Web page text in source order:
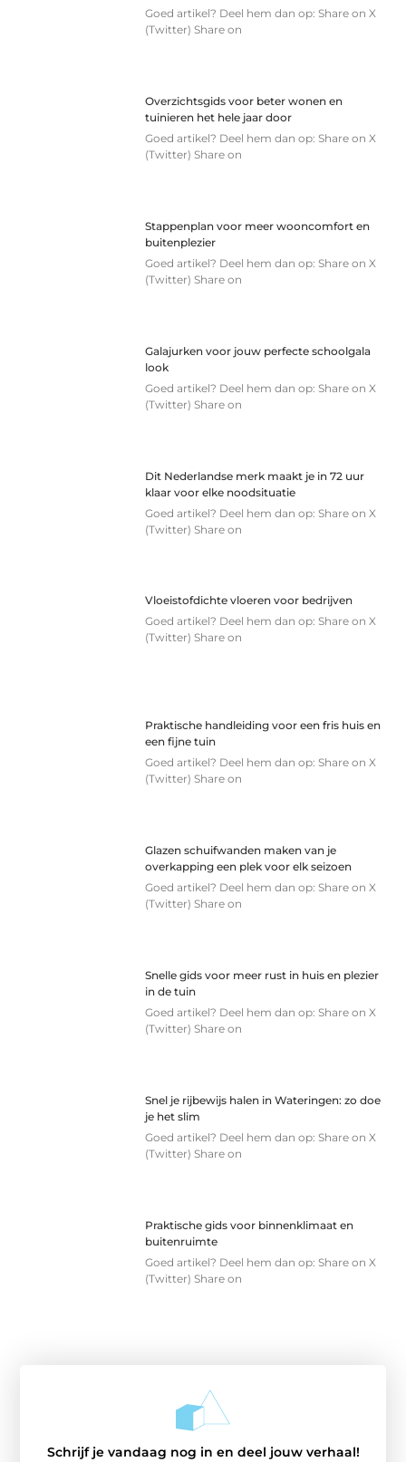
Goed artikel? Deel hem dan op: Share on X
(Twitter) Share on
Overzichtsgids voor beter wonen en
tuinieren het hele jaar door
Goed artikel? Deel hem dan op: Share on X
(Twitter) Share on
Stappenplan voor meer wooncomfort en
buitenplezier
Goed artikel? Deel hem dan op: Share on X
(Twitter) Share on
Galajurken voor jouw perfecte schoolgala
look
Goed artikel? Deel hem dan op: Share on X
(Twitter) Share on
Dit Nederlandse merk maakt je in 72 uur
klaar voor elke noodsituatie
Goed artikel? Deel hem dan op: Share on X
(Twitter) Share on
Vloeistofdichte vloeren voor bedrijven
Goed artikel? Deel hem dan op: Share on X
(Twitter) Share on
Praktische handleiding voor een fris huis en
een fijne tuin
Goed artikel? Deel hem dan op: Share on X
(Twitter) Share on
Glazen schuifwanden maken van je
overkapping een plek voor elk seizoen
Goed artikel? Deel hem dan op: Share on X
(Twitter) Share on
Snelle gids voor meer rust in huis en plezier
in de tuin
Goed artikel? Deel hem dan op: Share on X
(Twitter) Share on
Snel je rijbewijs halen in Wateringen: zo doe
je het slim
Goed artikel? Deel hem dan op: Share on X
(Twitter) Share on
Praktische gids voor binnenklimaat en
buitenruimte
Goed artikel? Deel hem dan op: Share on X
(Twitter) Share on
Schrijf je vandaag nog in en deel jouw verhaal!